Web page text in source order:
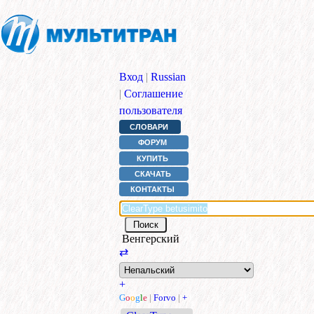
Вход | Russian
| Соглашение
пользователя
СЛОВАРИ
ФОРУМ
КУПИТЬ
СКАЧАТЬ
КОНТАКТЫ
Венгерский
⇄
+
Google | Forvo | +